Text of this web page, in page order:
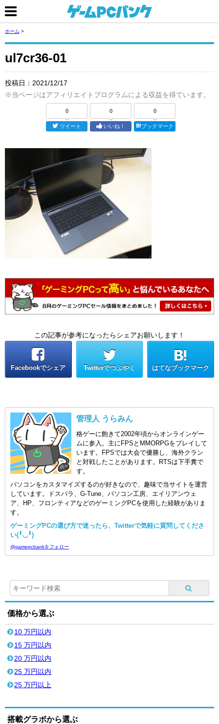
ホーム >
ul7cr36-01
投稿日： 2021/12/17
※当ページはアフィリエイトプログラムによる収益を得ています。
0
ツイート
0
いいね！
0
ブックマーク
この記事が参考になったらシェアお願いします！
Facebookでシェア Twitterでつぶやく はてなブックマーク
管理人 うらみん
格ゲーに飽きて2002年頃からオンラインゲー
ムに参入。主にFPSとMMORPGをプレイして
います。FPSでは大会で優勝し、海外クラン
と対戦したことがあります。RTSは下手糞で
す。
パソコンをカスタマイズするのが好きなので、趣味で当サイトを運営
しています。ドスパラ、G-Tune、パソコン工房、エイリアンウェ
ア、HP、フロンティアなどのゲーミングPCを使用した経験がありま
す。
ゲーミングPCの選び方で迷ったら、Twitterで気軽に質問してくださ
い(╹◡╹)
@gamepcbankをフォロー
価格から選ぶ
10 万円以内
15 万円以内
20 万円以内
25 万円以内
25 万円以上
搭載グラボから選ぶ